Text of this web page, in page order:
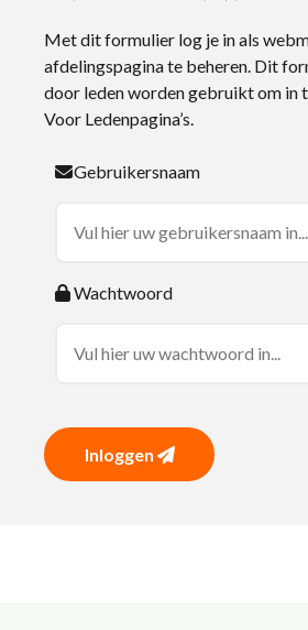
Met dit formulier log je in als
afdelingspagina te beheren. Dit
door leden worden gebruikt om in
Voor Ledenpagina’s.
Gebruikersnaam
Wachtwoord
Inloggen